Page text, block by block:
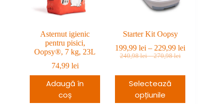
Asternut igienic
pentru pisici,
Oopsy®, 7 kg, 23L
74,99 lei
Adaugă în
coș
Starter Kit Oopsy
240,98lei – 270,98leiInterval
Prețul
fost:
240,98 lei
–
199,99lei – 229,99lei
199,99 lei
Prețul
199,99 lei
229,99 leiInterval
Selectează
opțiunile